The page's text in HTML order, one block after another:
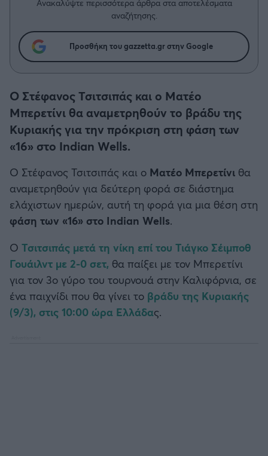
Δημήτρης Τσορμπατζόγλου
Λεβαδειακός
Βόλος
Ατρόμητος Αθηνών
Κηφισιά
Αστέρας Τρίπολης
Παναιτωλικός
Καλαμάτα
Ηρακλής
Συνεντεύξεις
Μια Ιστορία από την Πόλη
Ανακαλύψτε περισσότερα άρθρα στα αποτελέσματα
αναζήτησης.
Προσθήκη του gazzetta.gr στην Google
Ο Στέφανος Τσιτσιπάς και ο Ματέο
Μπερετίνι θα αναμετρηθούν το βράδυ της
Κυριακής για την πρόκριση στη φάση των
«16» στο Indian Wells.
Ο Στέφανος Τσιτσιπάς και ο Ματέο Μπερετίνι θα
αναμετρηθούν για δεύτερη φορά σε διάστημα
ελάχιστων ημερών, αυτή τη φορά για μια θέση στη
φάση των «16» στο Indian Wells.
Ο Τσιτσιπάς μετά τη νίκη επί του Τιάγκο Σέιμποθ
Γουάιλντ με 2-0 σετ, θα παίξει με τον Μπερετίνι
για τον 3ο γύρο του τουρνουά στην Καλιφόρνια, σε
ένα παιχνίδι που θα γίνει το βράδυ της Κυριακής
(9/3), στις 10:00 ώρα Ελλάδας.